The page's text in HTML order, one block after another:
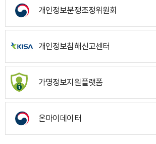
개인정보분쟁조정위원회
개인정보침해신고센터
가명정보지원플랫폼
온마이데이터